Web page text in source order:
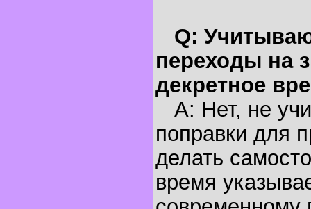
Q:
переходы на
декретное
A: Нет, не
поправки для
делать
время